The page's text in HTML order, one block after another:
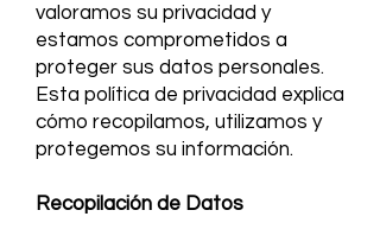
valoramos su privacidad y
estamos comprometidos a
proteger sus datos personales.
Esta política de privacidad explica
cómo recopilamos, utilizamos y
protegemos su información.
Recopilación de Datos